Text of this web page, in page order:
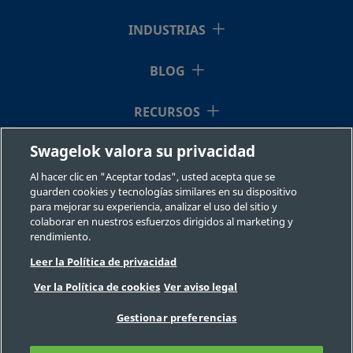
INDUSTRIAS
BLOG
RECURSOS
QUIÉNES SOMOS
©2026 Swagelok Company. Todos los derechos reservados.
Selección fiable de un componente
Privacidad
Legal
Imprimir
Preguntas Frecuentes
Mapa del sitio
Swagelok valora su privacidad
Al hacer clic en "Aceptar todas", usted acepta que se
guarden cookies y tecnologías similares en su dispositivo
para mejorar su experiencia, analizar el uso del sitio y
colaborar en nuestros esfuerzos dirigidos al marketing y
rendimiento.
Leer la Política de privacidad
Ver la Política de cookies Ver aviso legal
Gestionar preferencias